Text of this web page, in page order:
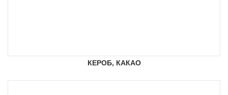
КЕРОБ, КАКАО